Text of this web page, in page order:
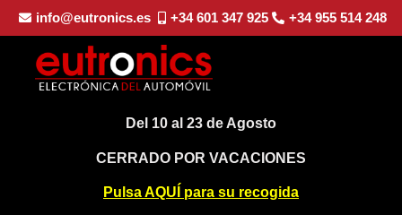
info@eutronics.es +34 601 347 925 +34 955 514 248
Del 10 al 23 de Agosto
CERRADO POR VACACIONES
Pulsa AQUÍ para su recogida